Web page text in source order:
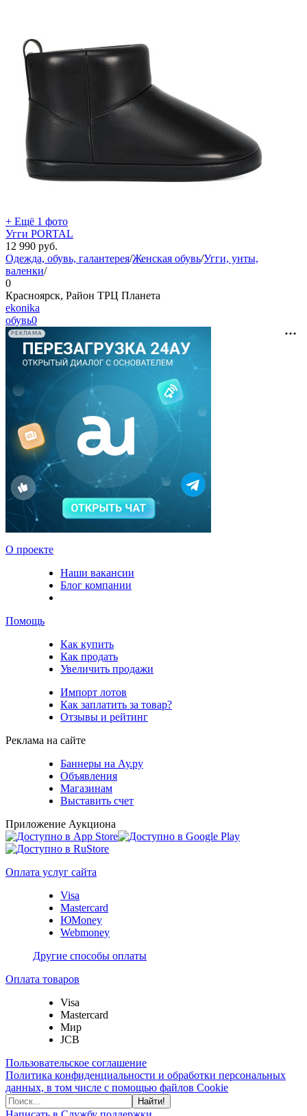
+ Ещё 1 фото
Угги PORTAL
12 990 руб.
Одежда, обувь, галантерея/Женская обувь/Угги, унты,
валенки/
0
Красноярск, Район ТРЦ Планета
ekonika
обувь0
РЕКЛАМА
О проекте
Наши вакансии
Блог компании
Помощь
Как купить
Как продать
Увеличить продажи
Импорт лотов
Как заплатить за товар?
Отзывы и рейтинг
Реклама на сайте
Баннеры на Ау.ру
Объявления
Магазинам
Выставить счет
Приложение Аукциона
Оплата услуг сайта
Visa
Mastercard
ЮMoney
Webmoney
Другие способы оплаты
Оплата товаров
Visa
Mastercard
Мир
JCB
Пользовательское соглашение
Политика конфиденциальности и обработки персональных
данных, в том числе с помощью файлов Cookie
Найти!